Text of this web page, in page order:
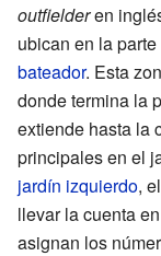
outfielderen
ubican en la
bateador. Esta
donde termina la
extiende hasta la
principales en el
jardín izquierdo, el
llevar la cuenta
asignan los